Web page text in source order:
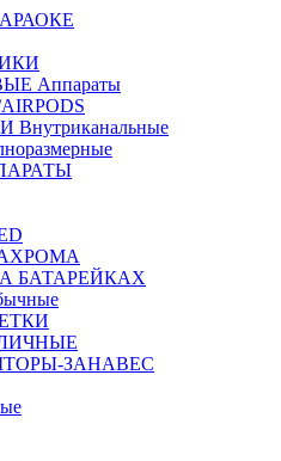
Аппараты
БАТАРЕЙКАХ
ЗАНАВЕС